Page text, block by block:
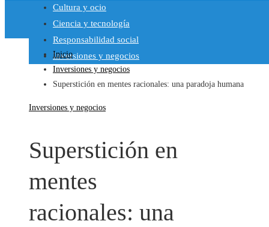
Cultura y ocio
Ciencia y tecnología
Responsabilidad social
Inversiones y negocios
Inicio
Inversiones y negocios
Superstición en mentes racionales: una paradoja humana
Inversiones y negocios
Superstición en
mentes
racionales: una